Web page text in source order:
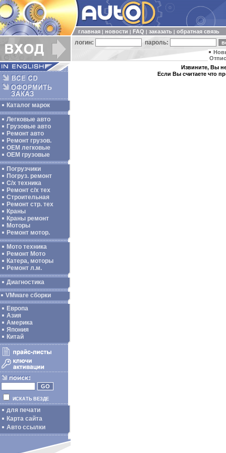
главная новости FAQ заказать обратная связь
логин: пароль:
Каталог марок
Легковые авто
Грузовые авто
Ремонт авто
Ремонт грузов.
ОЕМ легковые
OEM грузовые
Погрузчики
Погруз. ремонт
С/х техника
Ремонт с/х тех
Строительная
Ремонт стр. тех
Краны
Краны ремонт
Моторы
Ремонт мотор.
Мото техника
Ремонт Мото
Катера, моторы
Ремонт л.м.
Диагностика
VMware сборки
Европа
Азия
Америка
Япония
Китай
ИСКАТЬ ВЕЗДЕ
для печати
Карта сайта
Авто ссылки
Извините, Вы
Если Вы считаете что